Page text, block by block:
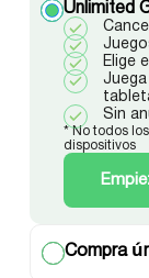
Unlimited
Elige
Sin
* No todos
dispositivos
Compra